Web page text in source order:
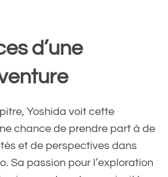
d’une
Yoshida voit cette
chance de prendre part à de
et de perspectives dans
Sa passion pour l’exploration